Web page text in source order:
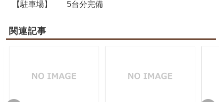
【駐車場】
5台分完備
関連記事